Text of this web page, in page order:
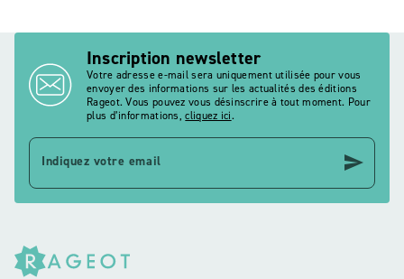
Inscription newsletter
Votre adresse e-mail sera uniquement utilisée pour vous
envoyer des informations sur les actualités des éditions
Rageot. Vous pouvez vous désinscrire à tout moment. Pour
plus d’informations,cliquez ici.
Indiquez votre email send